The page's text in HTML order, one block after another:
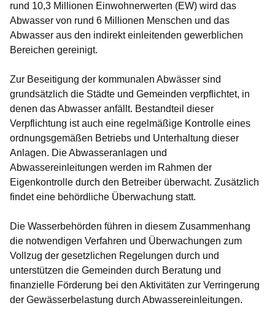
rund 10,3 Millionen Einwohnerwerten (EW) wird das
Abwasser von rund 6 Millionen Menschen und das
Abwasser aus den indirekt einleitenden gewerblichen
Bereichen gereinigt.
Zur Beseitigung der kommunalen Abwässer sind
grundsätzlich die Städte und Gemeinden verpflichtet, in
denen das Abwasser anfällt. Bestandteil dieser
Verpflichtung ist auch eine regelmäßige Kontrolle eines
ordnungsgemäßen Betriebs und Unterhaltung dieser
Anlagen. Die Abwasseranlagen und
Abwassereinleitungen werden im Rahmen der
Eigenkontrolle durch den Betreiber überwacht. Zusätzlich
findet eine behördliche Überwachung statt.
Die Wasserbehörden führen in diesem Zusammenhang
die notwendigen Verfahren und Überwachungen zum
Vollzug der gesetzlichen Regelungen durch und
unterstützen die Gemeinden durch Beratung und
finanzielle Förderung bei den Aktivitäten zur Verringerung
der Gewässerbelastung durch Abwassereinleitungen.